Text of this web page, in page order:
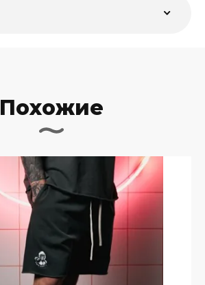
Похожие